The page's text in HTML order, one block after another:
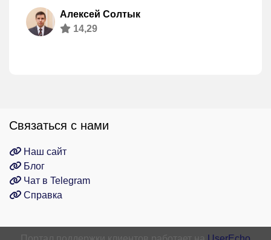
Алексей Солтык
14,29
Связаться с нами
Наш сайт
Блог
Чат в Telegram
Справка